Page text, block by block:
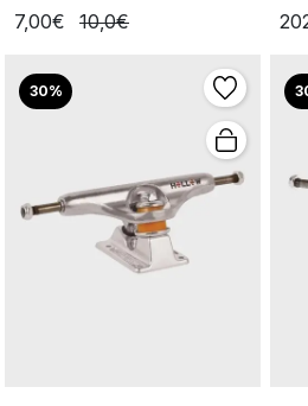
7,00€
10,0€
30%